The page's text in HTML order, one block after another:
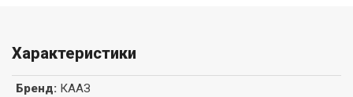
Характеристики
Бренд: КААЗ